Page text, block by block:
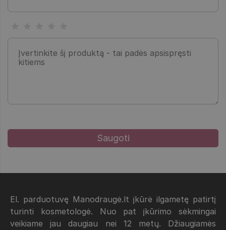
El. parduotuvę Manodraugė.lt įkūrė ilgametę patirtį
turinti kosmetologė. Nuo pat įkūrimo sėkmingai
veikiame jau daugiau nei 12 metų. Džiaugiamės